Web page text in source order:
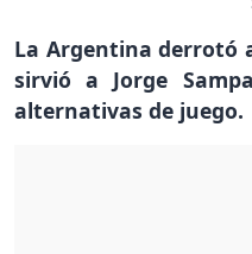
La Argentina derrotó
sirvió a Jorge
alternativas de juego.